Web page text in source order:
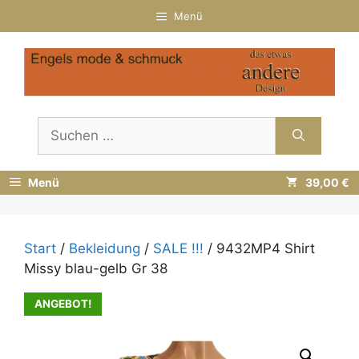
Inhalt
springen
Menü
nach:
Menü 39,00 €
Start / Bekleidung / SALE !!! / 9432MP4 Shirt
Missy blau-gelb Gr 38
ANGEBOT!